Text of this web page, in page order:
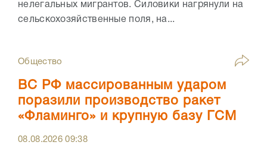
нелегальных мигрантов. Силовики нагрянули на
сельскохозяйственные поля, на...
Общество
ВС РФ массированным ударом
поразили производство ракет
«Фламинго» и крупную базу ГСМ
08.08.202609:38